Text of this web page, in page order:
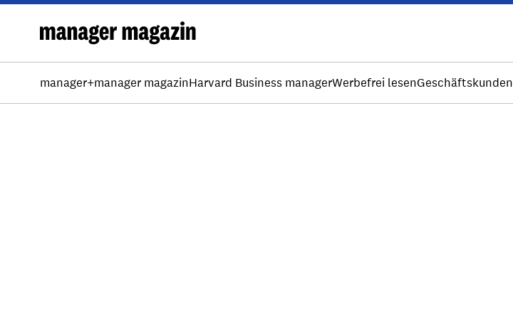
manager+manager magazinHarvard Business managerWerbefrei lesenGeschäftskunden